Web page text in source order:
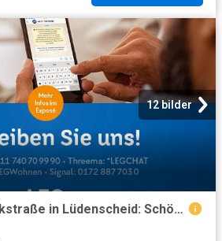
12 bilder
Wohnresidenz Parkstraße in Lüdenscheid: Schöne 2 Zimmer Wohnung mit Balkon!